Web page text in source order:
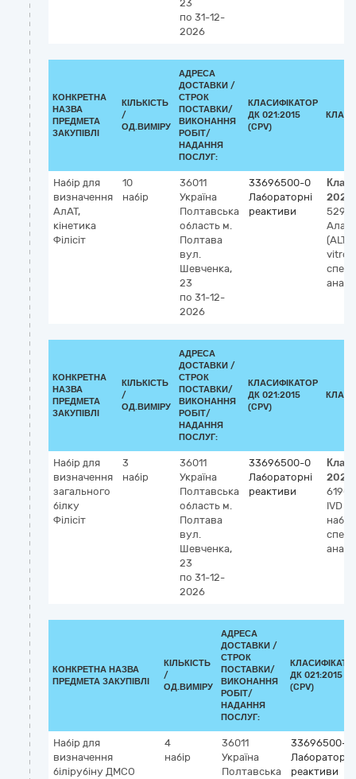
23
по 31-12-
2026
КОНКРЕТНА
НАЗВА
ПРЕДМЕТА
ЗАКУПІВЛІ
КІЛЬКІСТЬ
/
ОД.ВИМІРУ
АДРЕСА
ДОСТАВКИ /
СТРОК
ПОСТАВКИ/
ВИКОНАННЯ
РОБІТ/
НАДАННЯ
ПОСЛУГ:
КЛАСИФІКАТОР
ДК 021:2015
(CPV)
Набір для
визначення
АлАТ,
кінетика
Філісіт
10
набір
36011
Україна
Полтавська
область м.
Полтава
вул.
Шевченка,
23
по 31-12-
2026
33696500-0
Лабораторні
реактиви
2023
(ALT)
vitro),
КОНКРЕТНА
НАЗВА
ПРЕДМЕТА
ЗАКУПІВЛІ
КІЛЬКІСТЬ
/
ОД.ВИМІРУ
АДРЕСА
ДОСТАВКИ /
СТРОК
ПОСТАВКИ/
ВИКОНАННЯ
РОБІТ/
НАДАННЯ
ПОСЛУГ:
КЛАСИФІКАТОР
ДК 021:2015
(CPV)
Набір для
визначення
загального
білку
Філісіт
3
набір
36011
Україна
Полтавська
область м.
Полтава
вул.
Шевченка,
23
по 31-12-
2026
33696500-0
Лабораторні
реактиви
2023
61900
IVD
набір,
КОНКРЕТНА НАЗВА
ПРЕДМЕТА ЗАКУПІВЛІ
КІЛЬКІСТЬ
/
ОД.ВИМІРУ
АДРЕСА
ДОСТАВКИ /
СТРОК
ПОСТАВКИ/
ВИКОНАННЯ
РОБІТ/
НАДАННЯ
ПОСЛУГ:
ДК 021:2015
(CPV)
Набір для
визначення
білірубіну ДМСО
4
набір
36011
Україна
Полтавська
33696500-0
Лабораторні
реактиви